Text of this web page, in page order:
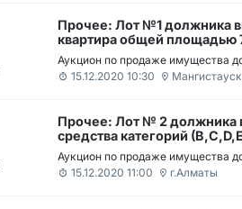
Прочее: Лот №1 должника
квартира общей площадью
№04:066:013:659:38:13 2)
земельным участком
№13:200:075:237 3)
№04:066:001:176;
площадью 0,18 га,
Аукцион по продаже имущества
15.12.2020 10:30
Прочее: Лот № 2 должника
средства категорий
-
Аукцион по продаже имущества
15.12.2020 11:00
г.Алматы